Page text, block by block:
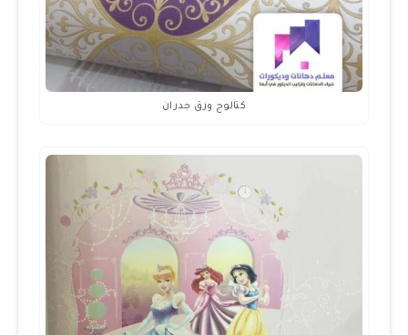
كتالوج ورق جدران